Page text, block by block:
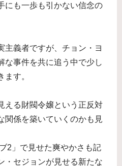
にも一歩も引かない信念の
主義者ですが、チョン・ヨ
な事件を共に追う中で少し
す。
える財閥令嬢という正反対
関係を築いていくのかも見
2」で見せた爽やかさも記
・セジョンが見せる新たな